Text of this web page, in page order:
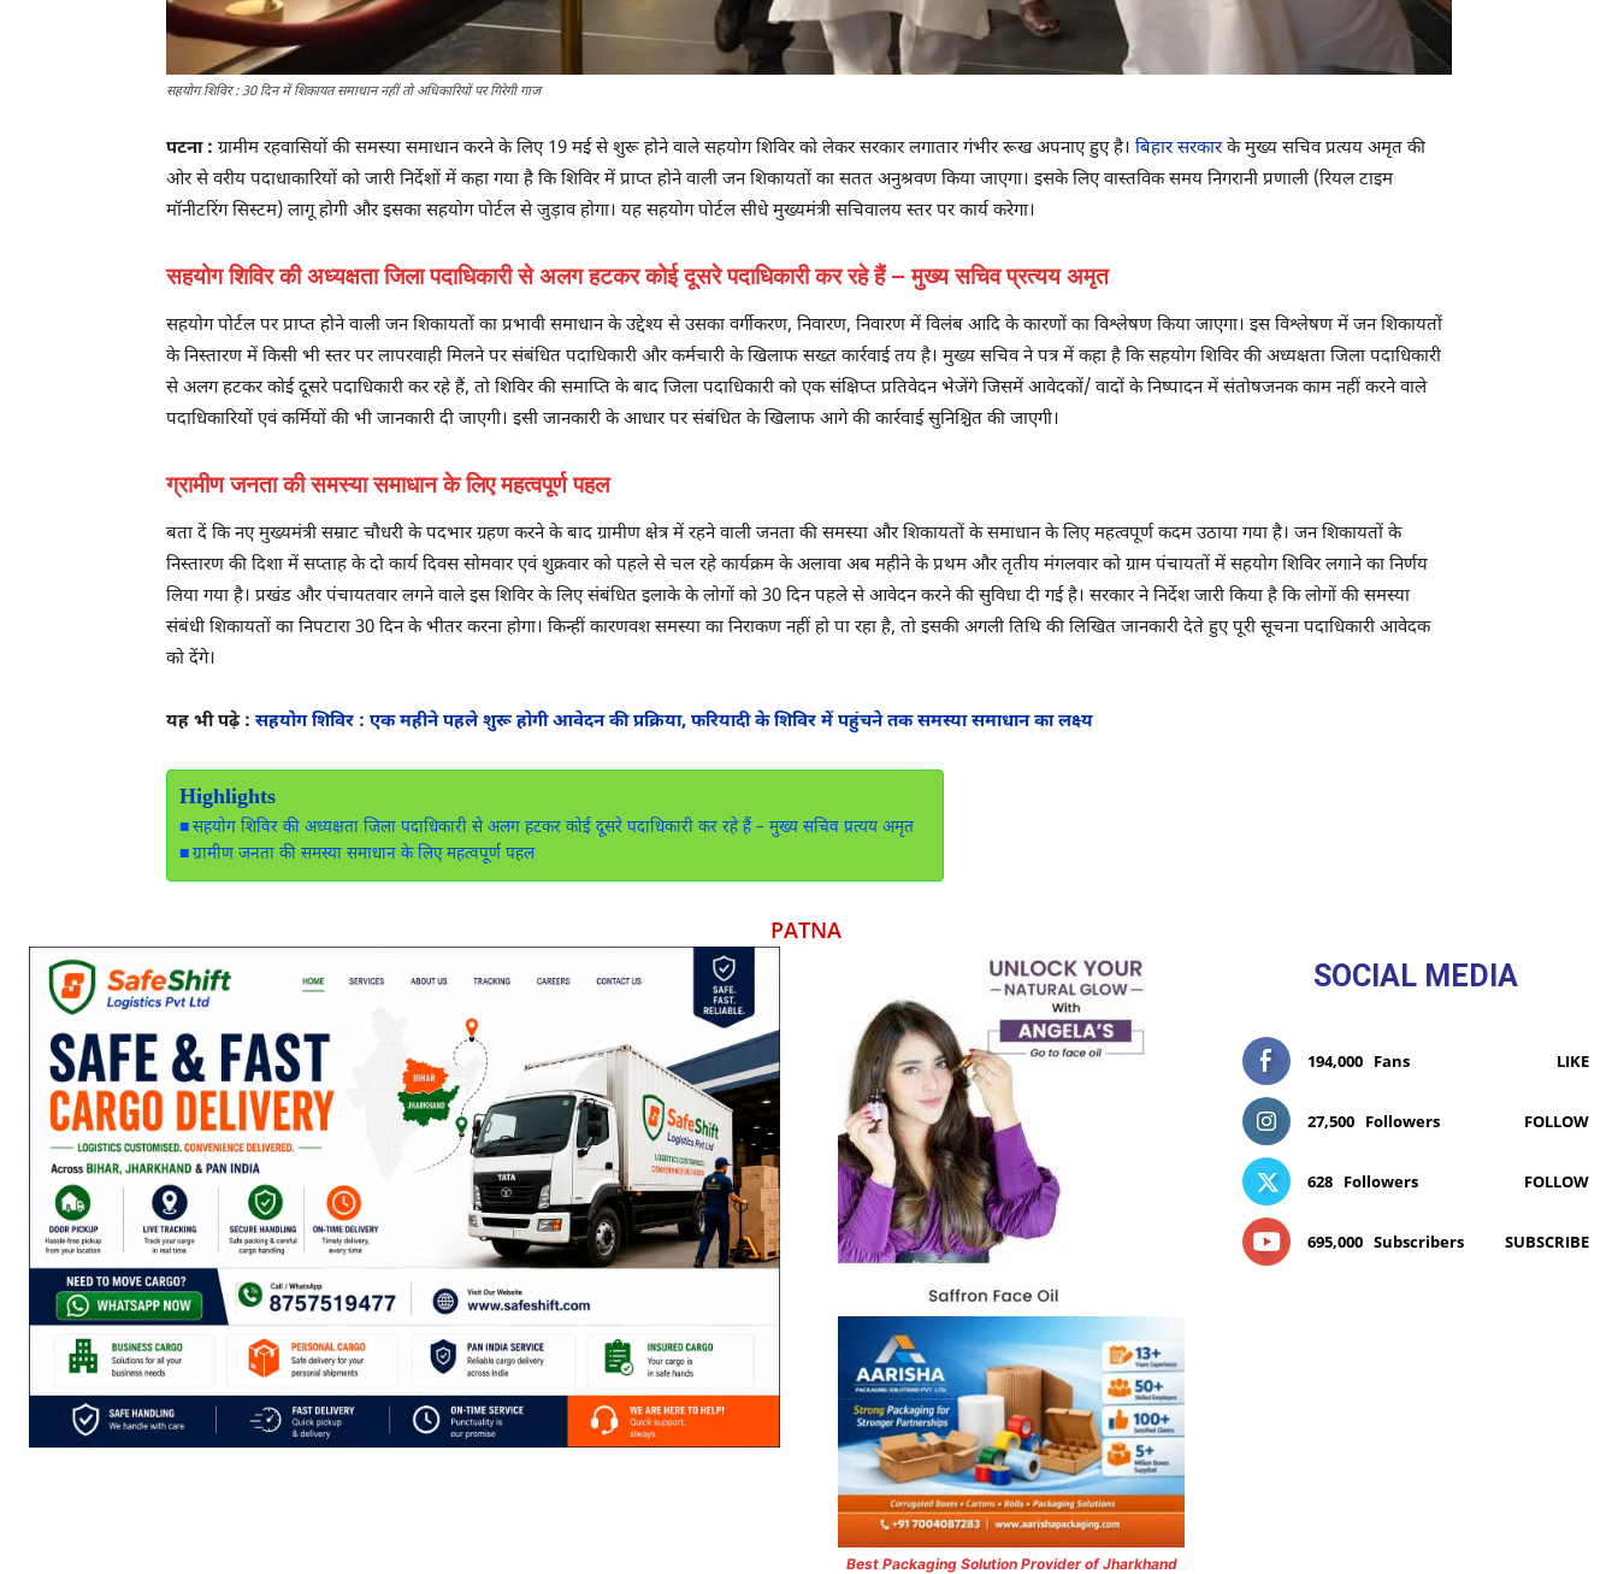
सहयोग शिविर : 30 दिन में शिकायत समाधान नहीं तो अधिकारियों पर गिरेगी गाज
पटना : ग्रामीम रहवासियों की समस्या समाधान करने के लिए 19 मई से शुरू होने वाले सहयोग शिविर को लेकर सरकार लगातार गंभीर रूख अपनाए हुए है। बिहार सरकारके मुख्य सचिव प्रत्यय अमृत की
ओर से वरीय पदाधाकारियों को जारी निर्देशों में कहा गया है कि शिविर में प्राप्त होने वाली जन शिकायतों का सतत अनुश्रवण किया जाएगा। इसके लिए वास्तविक समय निगरानी प्रणाली (रियल टाइम
मॉनीटरिंग सिस्टम) लागू होगी और इसका सहयोग पोर्टल से जुड़ाव होगा। यह सहयोग पोर्टल सीधे मुख्यमंत्री सचिवालय स्तर पर कार्य करेगा।
सहयोग शिविर की अध्यक्षता जिला पदाधिकारी से अलग हटकर कोई दूसरे पदाधिकारी कर रहे हैं – मुख्य सचिव प्रत्यय अमृत
सहयोग पोर्टल पर प्राप्त होने वाली जन शिकायतों का प्रभावी समाधान के उद्देश्य से उसका वर्गीकरण, निवारण, निवारण में विलंब आदि के कारणों का विश्लेषण किया जाएगा। इस विश्लेषण में जन शिकायतों
के निस्तारण में किसी भी स्तर पर लापरवाही मिलने पर संबंधित पदाधिकारी और कर्मचारी के खिलाफ सख्त कार्रवाई तय है। मुख्य सचिव ने पत्र में कहा है कि सहयोग शिविर की अध्यक्षता जिला पदाधिकारी
से अलग हटकर कोई दूसरे पदाधिकारी कर रहे हैं, तो शिविर की समाप्ति के बाद जिला पदाधिकारी को एक संक्षिप्त प्रतिवेदन भेजेंगे जिसमें आवेदकों/ वादों के निष्पादन में संतोषजनक काम नहीं करने वाले
पदाधिकारियों एवं कर्मियों की भी जानकारी दी जाएगी। इसी जानकारी के आधार पर संबंधित के खिलाफ आगे की कार्रवाई सुनिश्चित की जाएगी।
ग्रामीण जनता की समस्या समाधान के लिए महत्वपूर्ण पहल
बता दें कि नए मुख्यमंत्री सम्राट चौधरी के पदभार ग्रहण करने के बाद ग्रामीण क्षेत्र में रहने वाली जनता की समस्या और शिकायतों के समाधान के लिए महत्वपूर्ण कदम उठाया गया है। जन शिकायतों के
निस्तारण की दिशा में सप्ताह के दो कार्य दिवस सोमवार एवं शुक्रवार को पहले से चल रहे कार्यक्रम के अलावा अब महीने के प्रथम और तृतीय मंगलवार को ग्राम पंचायतों में सहयोग शिविर लगाने का निर्णय
लिया गया है। प्रखंड और पंचायतवार लगने वाले इस शिविर के लिए संबंधित इलाके के लोगों को 30 दिन पहले से आवेदन करने की सुविधा दी गई है। सरकार ने निर्देश जारी किया है कि लोगों की समस्या
संबंधी शिकायतों का निपटारा 30 दिन के भीतर करना होगा। किन्हीं कारणवश समस्या का निराकण नहीं हो पा रहा है, तो इसकी अगली तिथि की लिखित जानकारी देते हुए पूरी सूचना पदाधिकारी आवेदक
को देंगे।
यह भी पढ़े : सहयोग शिविर : एक महीने पहले शुरू होगी आवेदन की प्रक्रिया, फरियादी के शिविर में पहुंचने तक समस्या समाधान का लक्ष्य
Highlights
सहयोग शिविर की अध्यक्षता जिला पदाधिकारी से अलग हटकर कोई दूसरे पदाधिकारी कर रहे हैं – मुख्य सचिव प्रत्यय अमृत
ग्रामीण जनता की समस्या समाधान के लिए महत्वपूर्ण पहल
PATNA
Best Packaging Solution Provider of Jharkhand
SOCIAL MEDIA
194,000 Fans LIKE
27,500 Followers FOLLOW
628 Followers FOLLOW
695,000 Subscribers SUBSCRIBE